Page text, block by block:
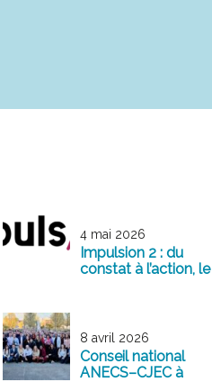
4 mai 2026
Impulsion 2 : du
constat à l’action, le
8 avril 2026
Conseil national
ANECS–CJEC à